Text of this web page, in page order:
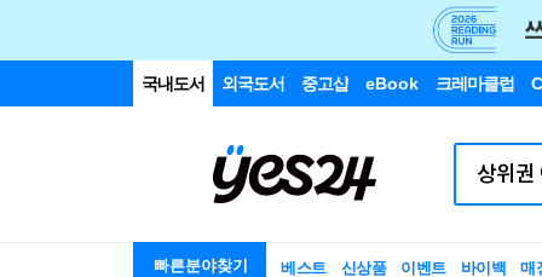
국내도서 외국도서 중고샵 eBook 크레마클럽
빠른분야찾기 베스트 신상품 이벤트 바이백 매